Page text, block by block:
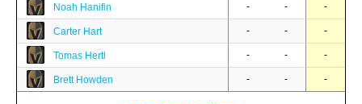
Noah Hanifin - - -
Carter Hart - - -
Tomas Hertl - - -
Brett Howden - - -